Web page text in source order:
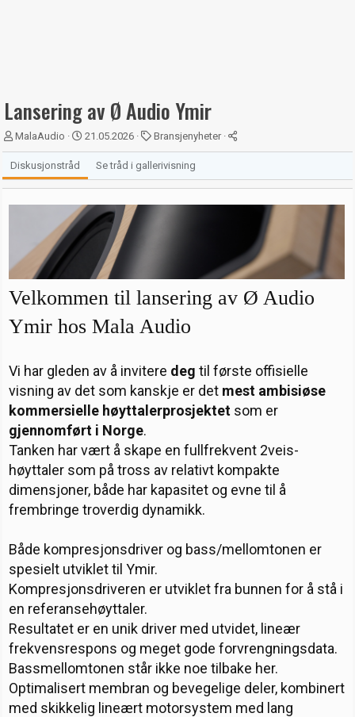
Lansering av Ø Audio Ymir
T
r
å
d
s
t
e
r
MalaAudio
S
t
r
t
d
t
21.05.2026
K
a
t
e
g
o
Bransjenyheter
Diskusjonstråd Se tråd i gallerivisning
Velkommen til lansering av Ø Audio
Ymir hos Mala Audio
Vi har gleden av å invitere deg til første offisielle
visning av det som kanskje er det mest ambisiøse
kommersielle høyttalerprosjektet som er
gjennomført i Norge.
Tanken har vært å skape en fullfrekvent 2veis-
høyttaler som på tross av relativt kompakte
dimensjoner, både har kapasitet og evne til å
frembringe troverdig dynamikk.
Både kompresjonsdriver og bass/mellomtonen er
spesielt utviklet til Ymir.
Kompresjonsdriveren er utviklet fra bunnen for å stå i
en referansehøyttaler.
Resultatet er en unik driver med utvidet, lineær
frekvensrespons og meget gode forvrengningsdata.
Bassmellomtonen står ikke noe tilbake her.
Optimalisert membran og bevegelige deler, kombinert
med skikkelig lineært motorsystem med lang